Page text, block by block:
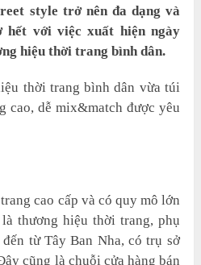
style trở nên đa dạng và
hết với việc xuất hiện ngày
hiệu thời trang bình dân.
thời trang bình dân vừa túi
cao, dễ mix&match được yêu
cao cấp và có quy mô lớn
thương hiệu thời trang, phụ
từ Tây Ban Nha, có trụ sở
cũng là chuỗi cửa hàng bán